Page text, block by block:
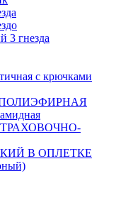
3 гнезда
с крючками
ПОЛИЭФИРНАЯ
В ОПЛЕТКЕ